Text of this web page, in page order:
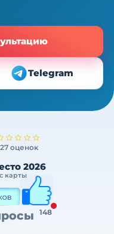
Telegram
оценок
2026
карты
148